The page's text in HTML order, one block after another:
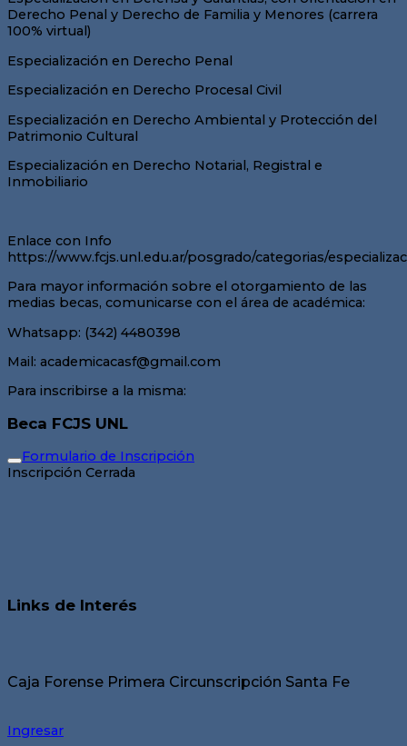
Derecho Penal y Derecho de Familia y Menores (carrera
100% virtual)
Especialización en Derecho Penal
Especialización en Derecho Procesal Civil
Especialización en Derecho Ambiental y Protección del
Patrimonio Cultural
Especialización en Derecho Notarial, Registral e
Inmobiliario
Enlace con Info
https://www.fcjs.unl.edu.ar/posgrado/categorias/
Para mayor información sobre el otorgamiento de las
medias becas, comunicarse con el área de académica:
Whatsapp: (342) 4480398
Mail: academicacasf@gmail.com
Para inscribirse a la misma:
Beca FCJS UNL
Formulario de Inscripción
Inscripción Cerrada
Links de Interés
Caja Forense Primera Circunscripción Santa Fe
Ingresar